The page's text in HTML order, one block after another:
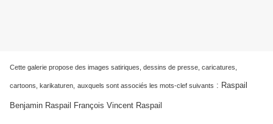
Cette galerie propose des images satiriques, dessins de presse, caricatures,
cartoons, karikaturen, auxquels sont associés les mots-clef suivants : Raspail
Benjamin Raspail François Vincent Raspail